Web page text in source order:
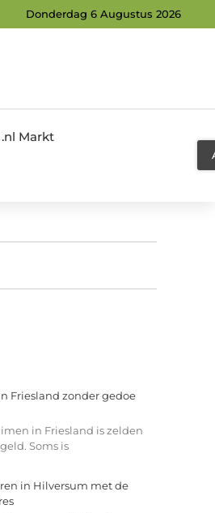
Donderdag 6 Augustus 2026
Markt
Friesland zonder gedoe
in Friesland is zelden
Soms is
in Hilversum met de